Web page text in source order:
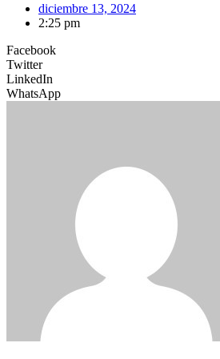
diciembre 13, 2024
2:25 pm
Facebook
Twitter
LinkedIn
WhatsApp